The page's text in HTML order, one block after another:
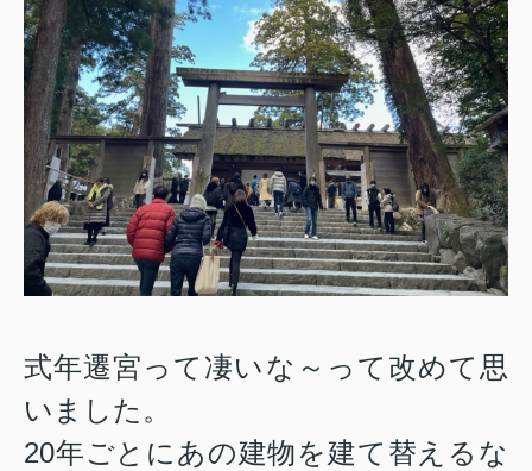
式年遷宮って凄いな～って改めて思
いました。
20年ごとにあの建物を建て替えるな